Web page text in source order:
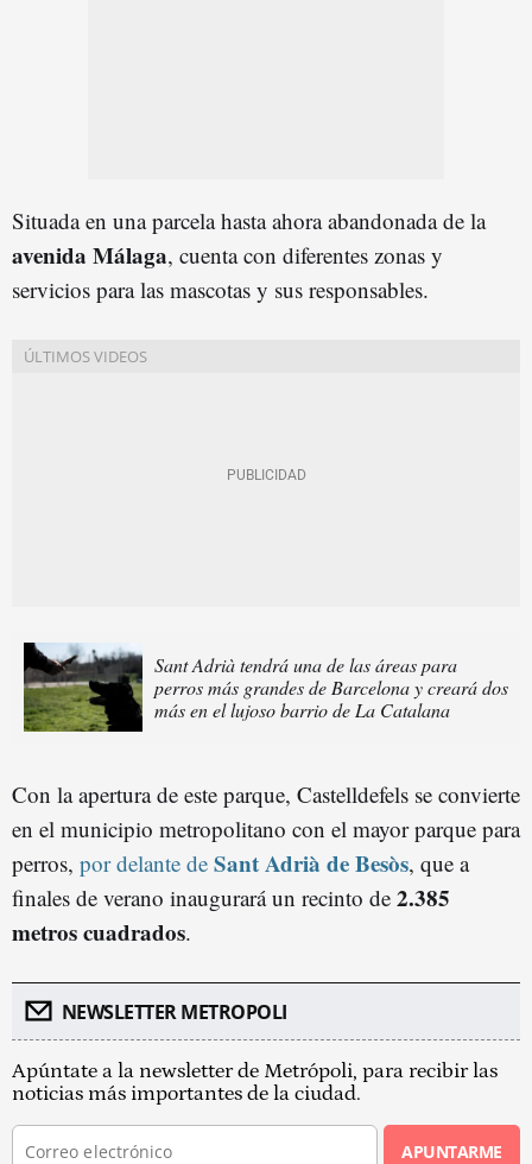
Situada en una parcela hasta ahora abandonada de la
avenida Málaga, cuenta con diferentes zonas y
servicios para las mascotas y sus responsables.
Sant Adrià tendrá una de las áreas para
perros más grandes de Barcelona y creará dos
más en el lujoso barrio de La Catalana
Con la apertura de este parque, Castelldefels se convierte
en el municipio metropolitano con el mayor parque para
perros, por delante de Sant Adrià de Besòs, que a
finales de verano inaugurará un recinto de 2.385
metros cuadrados.
NEWSLETTER METROPOLI
Apúntate a la newsletter de Metrópoli, para recibir las
noticias más importantes de la ciudad.
APUNTARME